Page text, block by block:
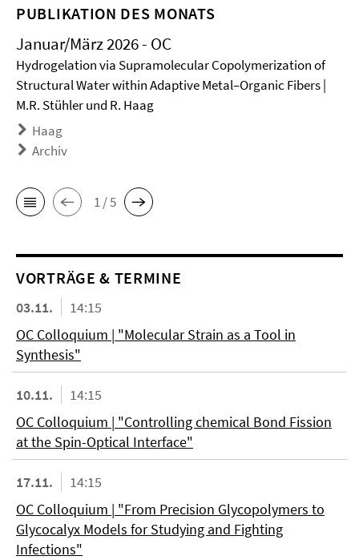
PUBLIKATION DES MONATS
Januar/März 2026 - OC
Hydrogelation via Supramolecular Copolymerization of
Structural Water within Adaptive Metal–Organic Fibers |
M.R. Stühler und R. Haag
Haag
Archiv
1 / 5
VORTRÄGE & TERMINE
03.11.
14:15
OC Colloquium | "Molecular Strain as a Tool in
Synthesis"
10.11.
14:15
OC Colloquium | "Controlling chemical Bond Fission
at the Spin-Optical Interface"
17.11.
14:15
OC Colloquium | "From Precision Glycopolymers to
Glycocalyx Models for Studying and Fighting
Infections"